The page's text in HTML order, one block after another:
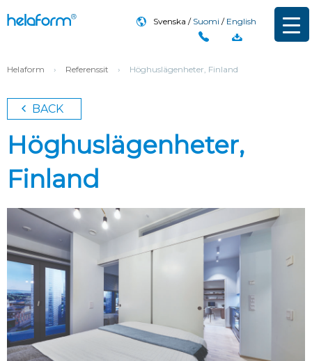
Svenska Suomi English
Helaform › Referenssit › Höghuslägenheter, Finland
BACK
Höghuslägenheter,
Finland